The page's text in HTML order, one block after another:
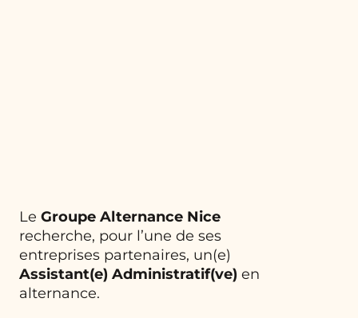
Le Groupe Alternance Nice
recherche, pour l’une de ses
entreprises partenaires, un(e)
Assistant(e) Administratif(ve) en
alternance.